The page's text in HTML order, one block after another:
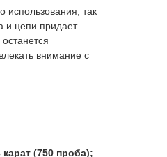
использования, так
и цепи придает
внимание с
(750 проба);